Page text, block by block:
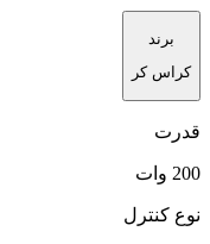
برند
کراس کر
قدرت
200 وات
نوع کنترل